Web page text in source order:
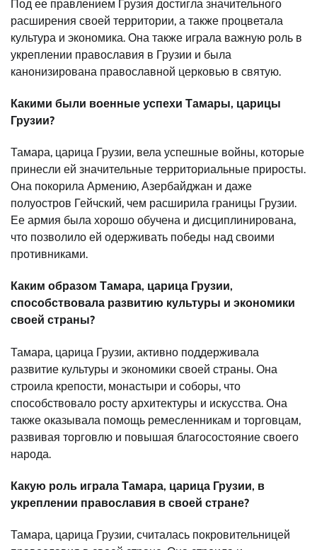
Под ее правлением Грузия достигла значительного
расширения своей территории, а также процветала
культура и экономика. Она также играла важную роль в
укреплении православия в Грузии и была
канонизирована православной церковью в святую.
Какими были военные успехи Тамары, царицы
Грузии?
Тамара, царица Грузии, вела успешные войны, которые
принесли ей значительные территориальные приросты.
Она покорила Армению, Азербайджан и даже
полуостров Гейчский, чем расширила границы Грузии.
Ее армия была хорошо обучена и дисциплинирована,
что позволило ей одерживать победы над своими
противниками.
Каким образом Тамара, царица Грузии,
способствовала развитию культуры и экономики
своей страны?
Тамара, царица Грузии, активно поддерживала
развитие культуры и экономики своей страны. Она
строила крепости, монастыри и соборы, что
способствовало росту архитектуры и искусства. Она
также оказывала помощь ремесленникам и торговцам,
развивая торговлю и повышая благосостояние своего
народа.
Какую роль играла Тамара, царица Грузии, в
укреплении православия в своей стране?
Тамара, царица Грузии, считалась покровительницей